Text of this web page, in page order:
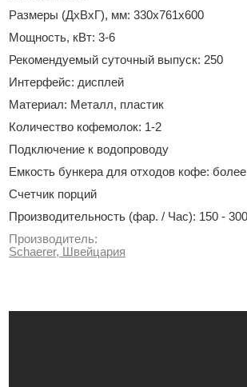
Размеры (ДхВхГ), мм: 330х761х600
Мощность, кВт: 3-6
Рекомендуемый суточный выпуск: 250
Интерфейс: дисплей
Материал: Металл, пластик
Количество кофемолок: 1-2
Подключение к водопроводу
Емкость бункера для отходов кофе:
Счетчик порций
Производительность (фар. / Час): 150 - 300
Производитель:
Schaerer, Швейцария